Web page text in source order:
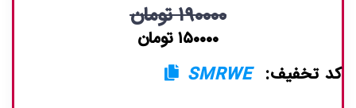
۱۹۰۰۰۰ تومان
۱۵۰۰۰۰ تومان
کد تخفیف: SMRWE